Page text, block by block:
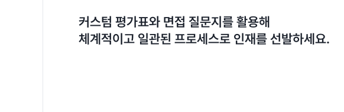
커스텀 평가표와 면접 질문지를 활용해
체계적이고 일관된 프로세스로 인재를 선발하세요.